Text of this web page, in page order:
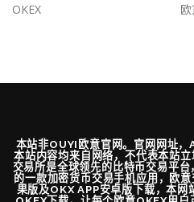
OKEX
本站非OUYI欧意官网。官网网址，
本站内容均来自网络，不代表本站
交易所是全球领先的比特币交易平
的一款加密货币交易手机应用，欧
果版及OKX APP安卓版下载，本网